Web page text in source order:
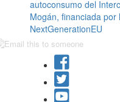
autoconsumo del
Mogán, financiada por
NextGenerationEU